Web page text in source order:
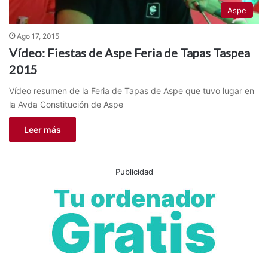
Aspe
Ago 17, 2015
Vídeo: Fiestas de Aspe Feria de Tapas Taspea
2015
Vídeo resumen de la Feria de Tapas de Aspe que tuvo lugar en
la Avda Constitución de Aspe
Leer más
Publicidad